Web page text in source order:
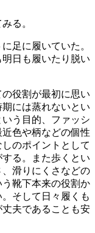
る。
足に履いていた。
日も履いたり脱い
役割が最初に思い
には蒸れないとい
う目的、ファッシ
色や柄などの個性
のポイントとして
る。また歩くとい
滑りにくさなどの
靴下本来の役割か
そして日々履くも
夫であることも安